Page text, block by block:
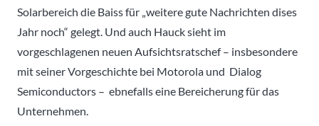
Solarbereich die Baiss für „weitere gute Nachrichten dises
Jahr noch“ gelegt. Und auch Hauck sieht im
vorgeschlagenen neuen Aufsichtsratschef – insbesondere
mit seiner Vorgeschichte bei Motorola und Dialog
Semiconductors – ebnefalls eine Bereicherung für das
Unternehmen.